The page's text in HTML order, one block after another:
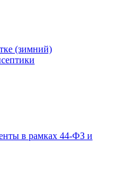
(зимний)
в рамках 44-ФЗ и